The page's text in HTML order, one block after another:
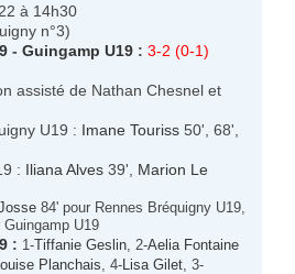
à 14h30
n°3)
- Guingamp U19 : 3-2 (0-1)
assisté de Nathan Chesnel et
U19 : Imane Touriss 50', 68',
: Iliana Alves 39', Marion Le
84' pour Rennes Bréquigny U19,
Guingamp U19
: 1-Tiffanie Geslin , 2-Aelia Fontaine
Louise Planchais , 4- Lisa Gilet , 3-